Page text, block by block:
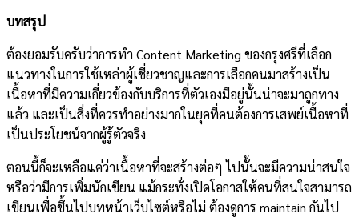
บทสรุป
ต้องยอมรับครับว่าการทำ Content Marketing ของกรุงศรีที่เลือก
แนวทางในการใช้เหล่าผู้เชี่ยวชาญและการเลือกคนมาสร้างเป็น
เนื้อหาที่มีความเกี่ยวข้องกับบริการที่ตัวเองมีอยู่นั้นน่าจะมาถูกทาง
แล้ว และเป็นสิ่งที่ควรทำอย่างมากในยุคที่คนต้องการเสพย์เนื้อหาที่
เป็นประโยชน์จากผู้รู้ตัวจริง
ตอนนี้ก็จะเหลือแค่ว่าเนื้อหาที่จะสร้างต่อๆ ไปนั้นจะมีความน่าสนใจ
หรือว่ามีการเพิ่มนักเขียน แม้กระทั่งเปิดโอกาสให้คนที่สนใจสามารถ
เขียนเพื่อขึ้นไปบทหน้าเว็บไซต์หรือไม่ ต้องดูการ maintain กันไป